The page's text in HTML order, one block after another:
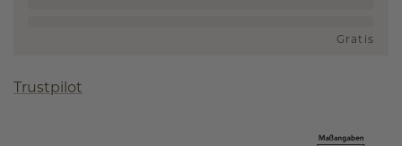
Gratis
Trustpilot